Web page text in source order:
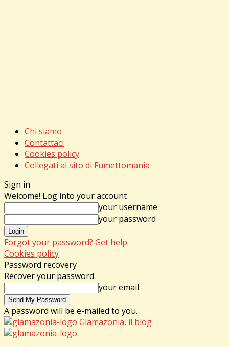
Chi siamo
Contattaci
Cookies policy
Collegati al sito di Fumettomania
Sign in
Welcome! Log into your account
your username
your password
Forgot your password? Get help
Cookies policy
Password recovery
Recover your password
your email
A password will be e-mailed to you.
Glamazonia, il blog